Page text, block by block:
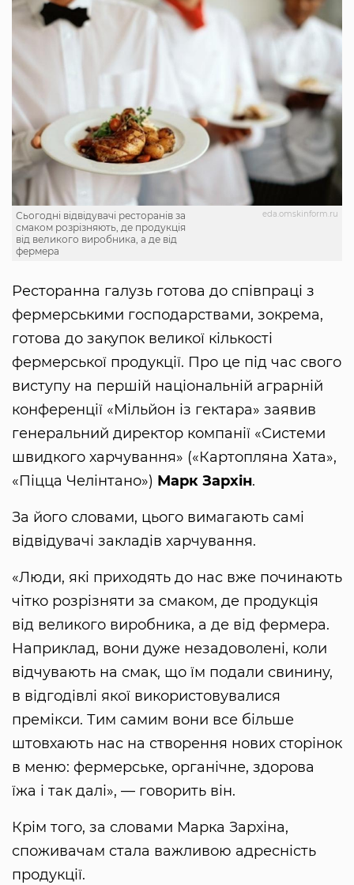
eda.omskinform.ru
Сьогодні відвідувачі ресторанів за
смаком розрізняють, де продукція
від великого виробника, а де від
фермера
Ресторанна галузь готова до співпраці з
фермерськими господарствами, зокрема,
готова до закупок великої кількості
фермерської продукції. Про це під час свого
виступу на першій національній аграрній
конференції «Мільйон із гектара» заявив
генеральний директор компанії «Системи
швидкого харчування» («Картопляна Хата»,
«Піцца Челінтано») Марк Зархін.
За його словами, цього вимагають самі
відвідувачі закладів харчування.
«Люди, які приходять до нас вже починають
чітко розрізняти за смаком, де продукція
від великого виробника, а де від фермера.
Наприклад, вони дуже незадоволені, коли
відчувають на смак, що їм подали свинину,
в відгодівлі якої використовувалися
премікси. Тим самим вони все більше
штовхають нас на створення нових сторінок
в меню: фермерське, органічне, здорова
їжа і так далі», — говорить він.
Крім того, за словами Марка Зархіна,
споживачам стала важливою адресність
продукції.